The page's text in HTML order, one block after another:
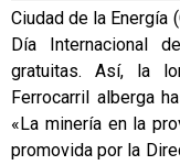
Ciudad de la Energía
Día Internacional
gratuitas. Así, la
Ferrocarril alberga
«La minería en la
promovida por la